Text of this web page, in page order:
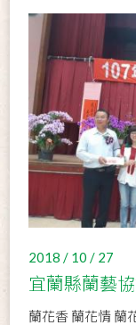
2018 / 10 / 27
宜蘭縣蘭藝
蘭花香 蘭花情 蘭